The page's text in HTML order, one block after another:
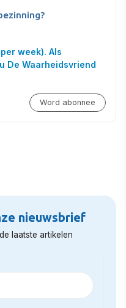
week). Als
De Waarheidsvriend
Word abonnee
nieuwsbrief
laatste artikelen